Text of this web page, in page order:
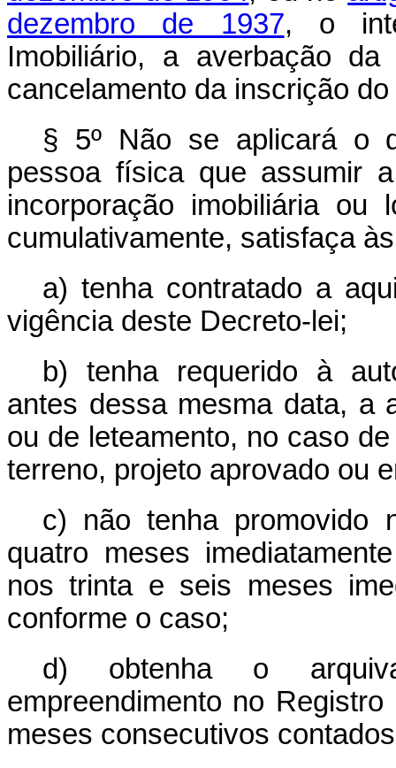
dezembro de 1937, o
Imobiliário, a averbação
cancelamento da inscrição
§ 5º Não se aplicará o
pessoa física que assumir
incorporação imobiliária ou
cumulativamente, satisfaça
a) tenha contratado a
vigência deste Decreto-lei;
b) tenha requerido à
antes dessa mesma data, a
ou de leteamento, no caso
terreno, projeto aprovado ou
c) não tenha promovido
quatro meses
nos trinta e seis meses
conforme o caso;
d) obtenha o
empreendimento no
meses consecutivos